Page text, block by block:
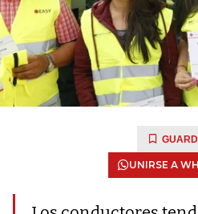
UNIRSE A